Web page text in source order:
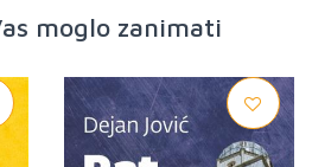
moglo zanimati